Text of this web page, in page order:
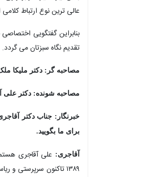
عالی ترین نوع ارتباط
بنابراین گفتگویی
تقدیم نگاه سبزتان می گردد.
مصاحبه گر: دکتر ملیکا
مصاحبه شونده: دکتر
خبرنگار: جناب دکتر
برای ما بگویید.
آقاجری:
۱۳۸۹ تاکنون